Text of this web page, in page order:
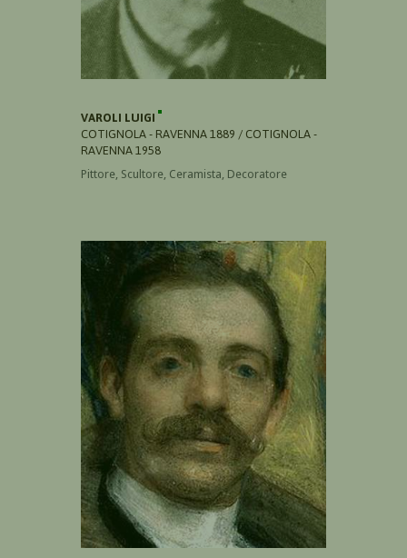
VAROLI LUIGI
COTIGNOLA - RAVENNA 1889 / COTIGNOLA -
RAVENNA 1958
Pittore, Scultore, Ceramista, Decoratore